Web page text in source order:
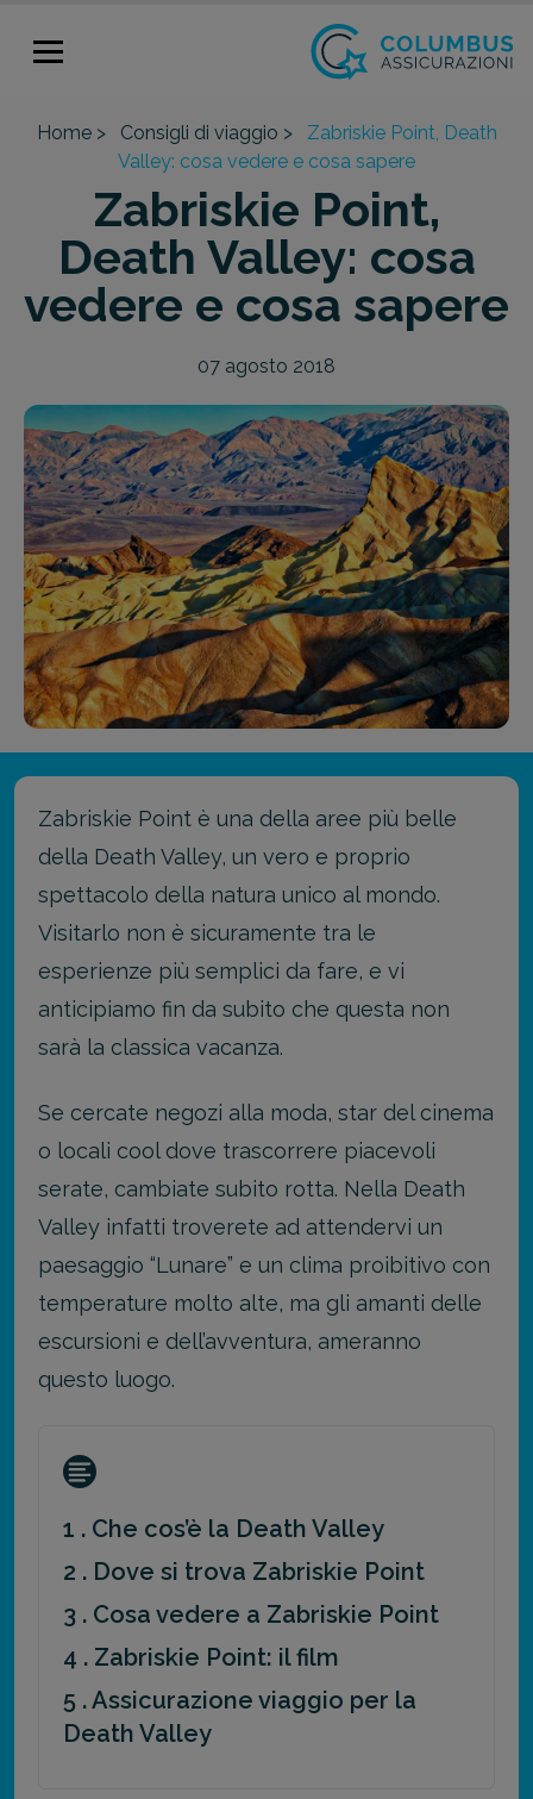
Home > Consigli di viaggio >
Zabriskie Point, Death
Valley: cosa vedere e cosa sapere
Zabriskie Point,
Death Valley: cosa
vedere e cosa sapere
07 agosto 2018
Zabriskie Point è una della aree più belle
della Death Valley, un vero e proprio
spettacolo della natura unico al mondo.
Visitarlo non è sicuramente tra le
esperienze più semplici da fare, e vi
anticipiamo fin da subito che questa non
sarà la classica vacanza.
Se cercate negozi alla moda, star del cinema
o locali cool dove trascorrere piacevoli
serate, cambiate subito rotta. Nella Death
Valley infatti troverete ad attendervi un
paesaggio “Lunare” e un clima proibitivo con
temperature molto alte, ma gli amanti delle
escursioni e dell’avventura, ameranno
questo luogo.
1 . Che cos’è la Death Valley
2 . Dove si trova Zabriskie Point
3 . Cosa vedere a Zabriskie Point
4 . Zabriskie Point: il film
5 . Assicurazione viaggio per la
Death Valley